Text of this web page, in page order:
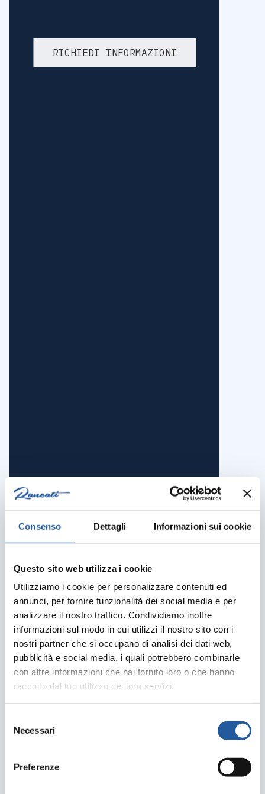
Consenso Dettagli Informazioni sui cookie
Questo sito web utilizza i cookie
Utilizziamo i cookie per personalizzare contenuti ed
annunci, per fornire funzionalità dei social media e per
analizzare il nostro traffico. Condividiamo inoltre
informazioni sul modo in cui utilizzi il nostro sito con i
nostri partner che si occupano di analisi dei dati web,
pubblicità e social media, i quali potrebbero combinarle
con altre informazioni che hai fornito loro o che hanno
raccolto dal tuo utilizzo dei loro servizi.
delNecessari
Preferenze